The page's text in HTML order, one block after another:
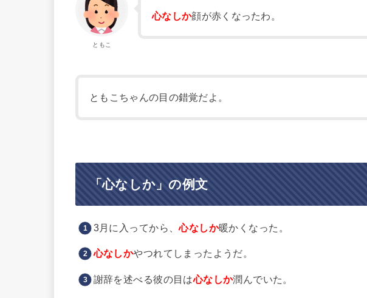
ともこ
心なしか顔が赤くなったわ。
ともこちゃんの目の錯覚だよ。
「心なしか」の例文
3月に入ってから、心なしか暖かくなった。
心なしかやつれてしまったようだ。
謝辞を述べる彼の目は心なしか潤んでいた。